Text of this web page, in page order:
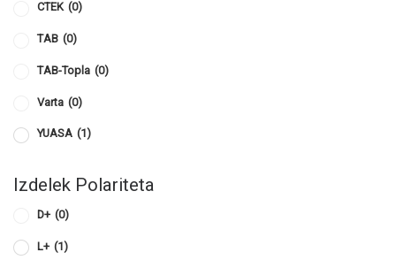
CTEK (0)
TAB (0)
TAB-Topla (0)
Varta (0)
YUASA (1)
Izdelek Polariteta
D+ (0)
L+ (1)